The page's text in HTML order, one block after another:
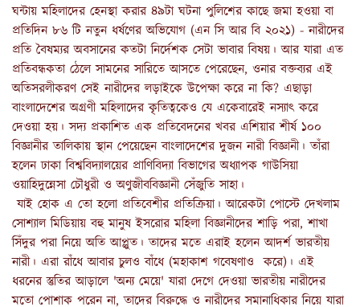
ঘন্টায় মহিলাদের হেনস্থা করার ৪৯টা ঘটনা পুলিশের কাছে জমা হওয়া বা
প্রতিদিন ৮৬ টি নতুন ধর্ষণের অভিযোগ (এন সি আর বি ২০২১) - নারীদের
প্রতি বৈষম্যর অবসানের কতটা নির্দেশক সেটা ভাবার বিষয়। আর যারা এত
প্রতিবন্ধকতা ঠেলে সামনের সারিতে আসতে পেরেছেন, ওনার বক্তব্যর এই
অতিসরলীকরণ সেই নারীদের লড়াইকে উপেক্ষা করে না কি? এছাড়া
বাংলাদেশের অগ্রণী মহিলাদের কৃতিত্বকেও যে একেবারেই নস্যাৎ করে
দেওয়া হয়। সদ্য প্রকাশিত এক প্রতিবেদনের খবর এশিয়ার শীর্ষ ১০০
বিজ্ঞানীর তালিকায় স্থান পেয়েছেন বাংলাদেশের দুজন নারী বিজ্ঞানী। তাঁরা
হলেন ঢাকা বিশ্ববিদ্যালয়ের প্রাণিবিদ্যা বিভাগের অধ্যাপক গাউসিয়া
ওয়াহিদুন্নেসা চৌধুরী ও অণুজীববিজ্ঞানী সেঁজুতি সাহা।
যাই হোক এ তো হলো প্রতিবেশীর প্রতিক্রিয়া। আরেকটা পোস্টে দেখলাম
সোশ্যাল মিডিয়ায় বহু মানুষ ইসরোর মহিলা বিজ্ঞানীদের শাড়ি পরা, শাখা
সিঁদুর পরা নিয়ে অতি আপ্লুত। তাদের মতে এরাই হলেন আদর্শ ভারতীয়
নারী। এরা রাঁধে আবার চুলও বাঁধে (মহাকাশ গবেষণাও করে)। এই
ধরনের স্তুতির আড়ালে 'অন্য মেয়ে' যারা দেগে দেওয়া ভারতীয় নারীদের
মতো পোশাক পরেন না, তাদের বিরুদ্ধে ও নারীদের সমানাধিকার নিয়ে যারা